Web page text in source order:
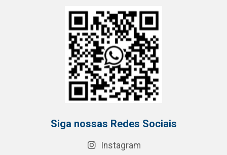
Siga nossas Redes Sociais
Instagram